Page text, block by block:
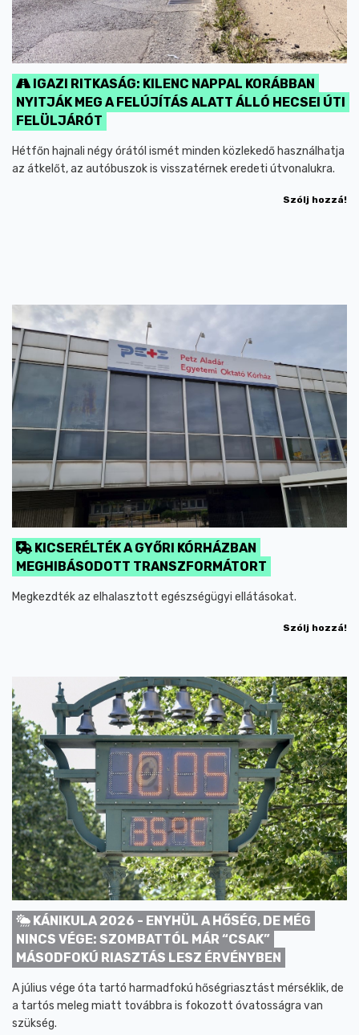
IGAZI RITKASÁG: KILENC NAPPAL KORÁBBAN
NYITJÁK MEG A FELÚJÍTÁS ALATT ÁLLÓ HECSEI ÚTI
FELÜLJÁRÓT
Hétfőn hajnali négy órától ismét minden közlekedő használhatja
az átkelőt, az autóbuszok is visszatérnek eredeti útvonalukra.
Szólj hozzá!
KICSERÉLTÉK A GYŐRI KÓRHÁZBAN
MEGHIBÁSODOTT TRANSZFORMÁTORT
Megkezdték az elhalasztott egészségügyi ellátásokat.
Szólj hozzá!
KÁNIKULA 2026 - ENYHÜL A HŐSÉG, DE MÉG
NINCS VÉGE: SZOMBATTÓL MÁR “CSAK”
MÁSODFOKÚ RIASZTÁS LESZ ÉRVÉNYBEN
A július vége óta tartó harmadfokú hőségriasztást mérséklik, de
a tartós meleg miatt továbbra is fokozott óvatosságra van
szükség.